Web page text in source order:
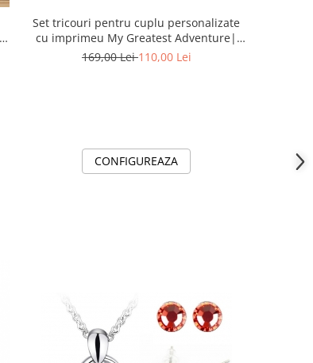
Set tricouri pentru cuplu personalizate
cu imprimeu My Greatest Adventure|
Valentine’s Day ❤️
169,00 Lei110,00 Lei
CONFIGUREAZA